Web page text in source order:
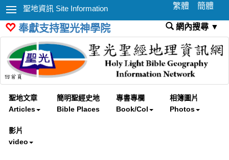
聖地資訊 Site Information 繁體 簡體
奉獻支持聖光神學院 網內搜尋 ▼
聖地文章
Articles
簡明聖經史地
Bible Places
專書專欄
Book/Col
相簿圖片
Photos
影片
video